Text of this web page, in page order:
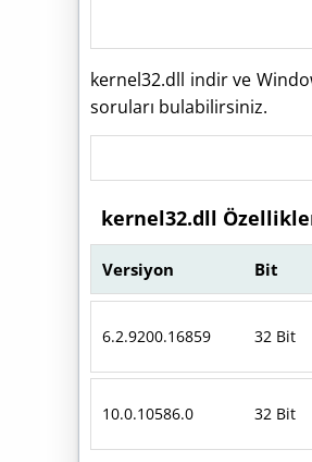
kernel32.dll indir ve
soruları bulabilirsiniz.
kernel32.dll
Versiyon Bit
6.2.9200.16859 32 Bit
10.0.10586.0 32 Bit